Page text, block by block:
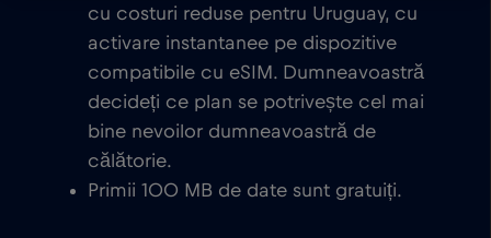
cu costuri reduse pentru Uruguay, cu
activare instantanee pe dispozitive
compatibile cu eSIM. Dumneavoastră
decideți ce plan se potrivește cel mai
bine nevoilor dumneavoastră de
călătorie.
Primii 100 MB de date sunt gratuiți.